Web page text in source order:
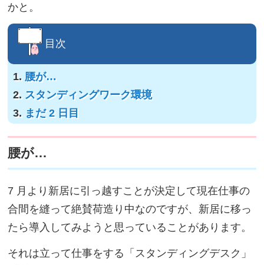
かと。
目次
腰が…
スタンディングワーク環境
まだ 2 日目
腰が…
7 月より新居に引っ越すことが決定して現在仕事の
合間を縫って絶賛荷造り中なのですが、新居に移っ
たら導入してみようと思っていることがあります。
それは立って仕事をする「スタンディングデスク」